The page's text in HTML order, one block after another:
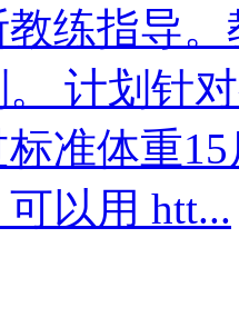
练指导
计划针
标准体重
以用 htt...